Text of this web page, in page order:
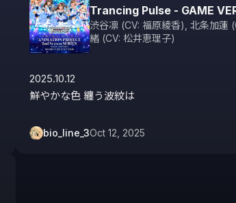
Trancing Pulse - GAME
渋谷凛 (CV: 福原綾香) 北条加蓮
緒 (CV: 松井恵理子)
2025.10.12
鮮やかな色 纏う波紋は
bio_line_3Oct 12, 2025